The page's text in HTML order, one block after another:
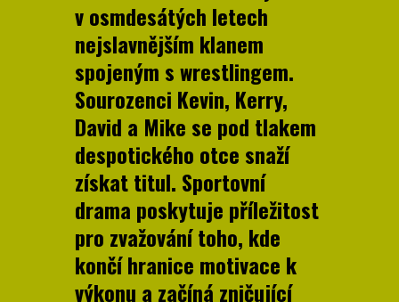
v osmdesátých letech
nejslavnějším klanem
spojeným s wrestlingem.
Sourozenci Kevin, Kerry,
David a Mike se pod tlakem
despotického otce snaží
získat titul. Sportovní
drama poskytuje příležitost
pro zvažování toho, kde
končí hranice motivace k
výkonu a začíná zničující